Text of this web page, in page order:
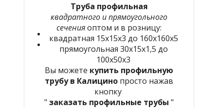
Труба профильная
квадратного и прямоугольного
сеченияоптом и в розницу:
квадратная 15х15х3 до 160х160х5
прямоугольная 30х15х1,5 до
100х50х3
Вы можете купить профильную
трубу в Калицино просто нажав
кнопку
" заказать профильные трубы "